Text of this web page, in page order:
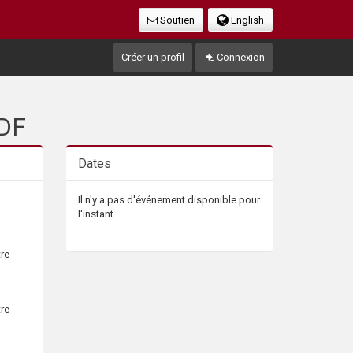
English
Soutien
Créer un profil Connexion
Dates
Il n'y a pas d'événement disponible pour
l'instant.